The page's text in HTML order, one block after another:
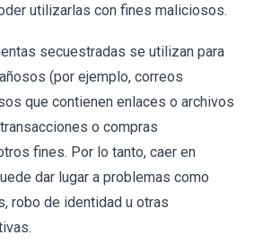
utilizarlas con fines maliciosos.
secuestradas se utilizan para
(por ejemplo, correos
que contienen enlaces o archivos
o compras
fines. Por lo tanto, caer en
dar lugar a problemas como
robo de identidad u otras